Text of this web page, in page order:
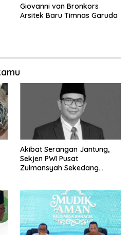
Giovanni van Bronkors
Arsitek Baru Timnas Garuda
Akibat Serangan Jantung,
Sekjen PWI Pusat
Zulmansyah Sekedang